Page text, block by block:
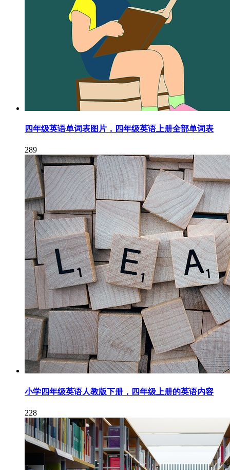
四年级英语单词表图片，四年级英语上册全部单词表
289
小学四年级英语人教版下册，四年级上册的英语内容
228